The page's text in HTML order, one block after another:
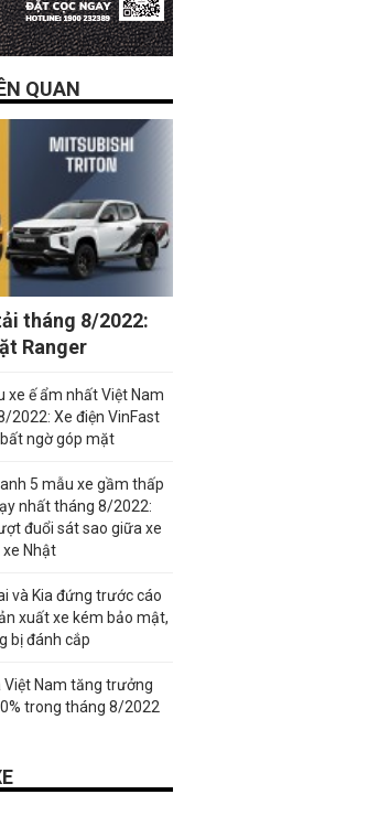
QUAN
tháng 8/2022:
Ranger
xe ế ẩm nhất Việt Nam
2022: Xe điện VinFast
ngờ góp mặt
5 mẫu xe gầm thấp
nhất tháng 8/2022:
đuổi sát sao giữa xe
xe Nhật
và Kia đứng trước cáo
xuất xe kém bảo mật,
bị đánh cắp
Việt Nam tăng trưởng
trong tháng 8/2022